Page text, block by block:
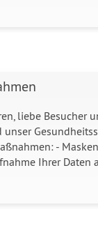
liebe Besucher
unser
-
Ihrer Daten